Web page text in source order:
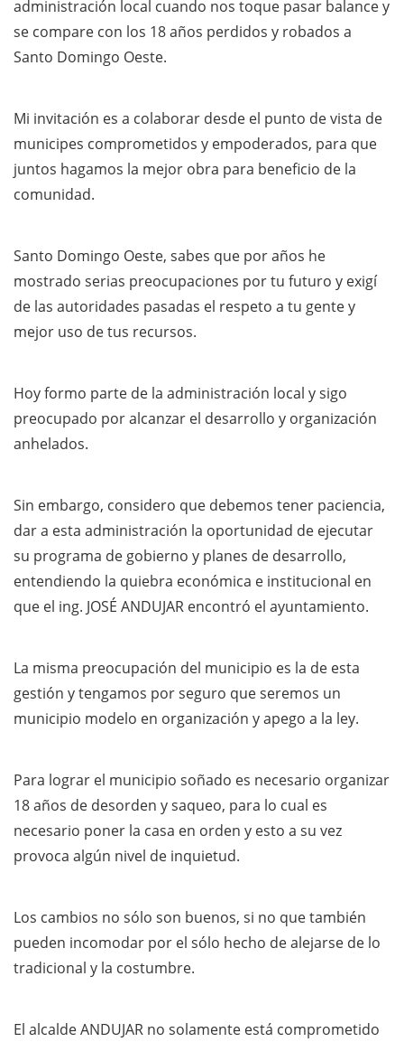
administración local cuando nos toque pasar balance y
se compare con los 18 años perdidos y robados a
Santo Domingo Oeste.
Mi invitación es a colaborar desde el punto de vista de
municipes comprometidos y empoderados, para que
juntos hagamos la mejor obra para beneficio de la
comunidad.
Santo Domingo Oeste, sabes que por años he
mostrado serias preocupaciones por tu futuro y exigí
de las autoridades pasadas el respeto a tu gente y
mejor uso de tus recursos.
Hoy formo parte de la administración local y sigo
preocupado por alcanzar el desarrollo y organización
anhelados.
Sin embargo, considero que debemos tener paciencia,
dar a esta administración la oportunidad de ejecutar
su programa de gobierno y planes de desarrollo,
entendiendo la quiebra económica e institucional en
que el ing. JOSÉ ANDUJAR encontró el ayuntamiento.
La misma preocupación del municipio es la de esta
gestión y tengamos por seguro que seremos un
municipio modelo en organización y apego a la ley.
Para lograr el municipio soñado es necesario organizar
18 años de desorden y saqueo, para lo cual es
necesario poner la casa en orden y esto a su vez
provoca algún nivel de inquietud.
Los cambios no sólo son buenos, si no que también
pueden incomodar por el sólo hecho de alejarse de lo
tradicional y la costumbre.
El alcalde ANDUJAR no solamente está comprometido